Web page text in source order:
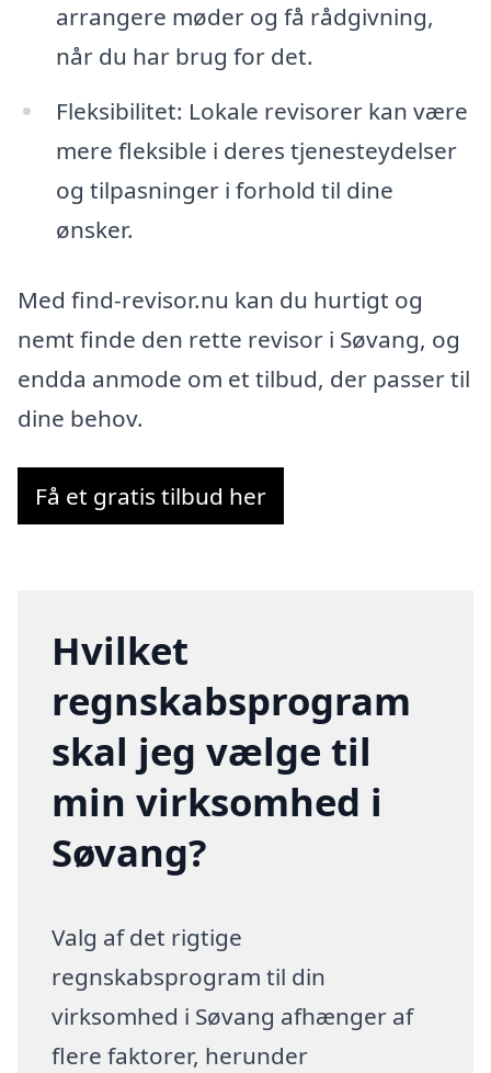
arrangere møder og få rådgivning,
når du har brug for det.
Fleksibilitet: Lokale revisorer kan være
mere fleksible i deres tjenesteydelser
og tilpasninger i forhold til dine
ønsker.
Med find-revisor.nu kan du hurtigt og
nemt finde den rette revisor i Søvang, og
endda anmode om et tilbud, der passer til
dine behov.
Få et gratis tilbud her
Hvilket
regnskabsprogram
skal jeg vælge til
min virksomhed i
Søvang?
Valg af det rigtige
regnskabsprogram til din
virksomhed i Søvang afhænger af
flere faktorer, herunder